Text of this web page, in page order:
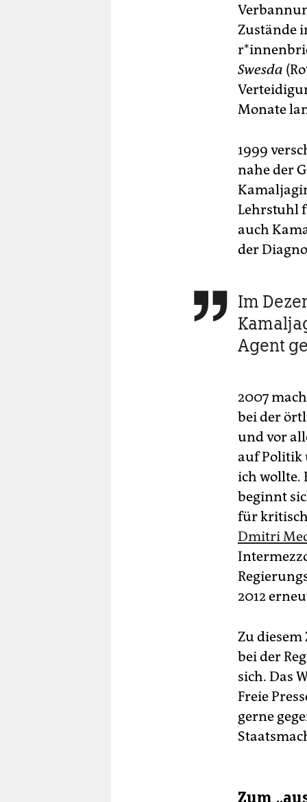
Zustände
Swesda
Monate
1999
nahe der
Lehrstuhl
auch
der
 Im
Agent
2007
bei der
und vor
auf Politik
ich wollte.
beginnt
für
Dmitri
2012
Zu
bei der
sich. Das
Freie
gerne
Zum